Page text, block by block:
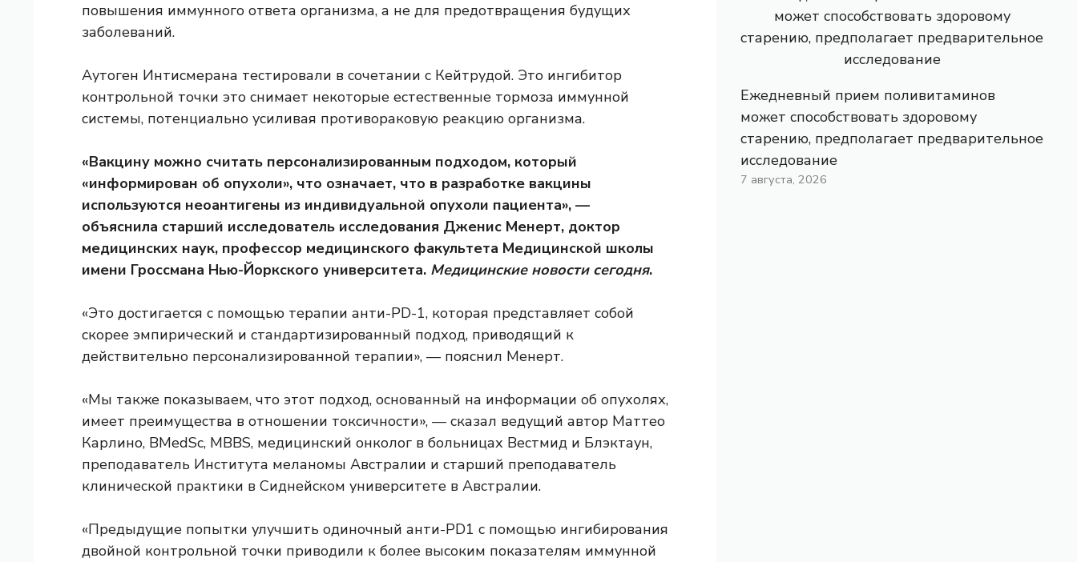
повышения иммунного ответа организма, а не для предотвращения будущих
заболеваний.
Аутоген Интисмерана тестировали в сочетании с Кейтрудой. Это ингибитор
контрольной точки это снимает некоторые естественные тормоза иммунной
системы, потенциально усиливая противораковую реакцию организма.
«Вакцину можно считать персонализированным подходом, который
«информирован об опухоли», что означает, что в разработке вакцины
используются неоантигены из индивидуальной опухоли пациента», —
объяснила старший исследователь исследования Дженис Менерт, доктор
медицинских наук, профессор медицинского факультета Медицинской школы
имени Гроссмана Нью-Йоркского университета. Медицинские новости сегодня.
«Это достигается с помощью терапии анти-PD-1, которая представляет собой
скорее эмпирический и стандартизированный подход, приводящий к
действительно персонализированной терапии», — пояснил Менерт.
«Мы также показываем, что этот подход, основанный на информации об опухолях,
имеет преимущества в отношении токсичности», — сказал ведущий автор Маттео
Карлино, BMedSc, MBBS, медицинский онколог в больницах Вестмид и Блэктаун,
преподаватель Института меланомы Австралии и старший преподаватель
клинической практики в Сиднейском университете в Австралии.
«Предыдущие попытки улучшить одиночный анти-PD1 с помощью ингибирования
двойной контрольной точки приводили к более высоким показателям иммунной
Ежедневный прием поливитаминов
может способствовать здоровому
старению, предполагает предварительное
исследование
7 августа, 2026